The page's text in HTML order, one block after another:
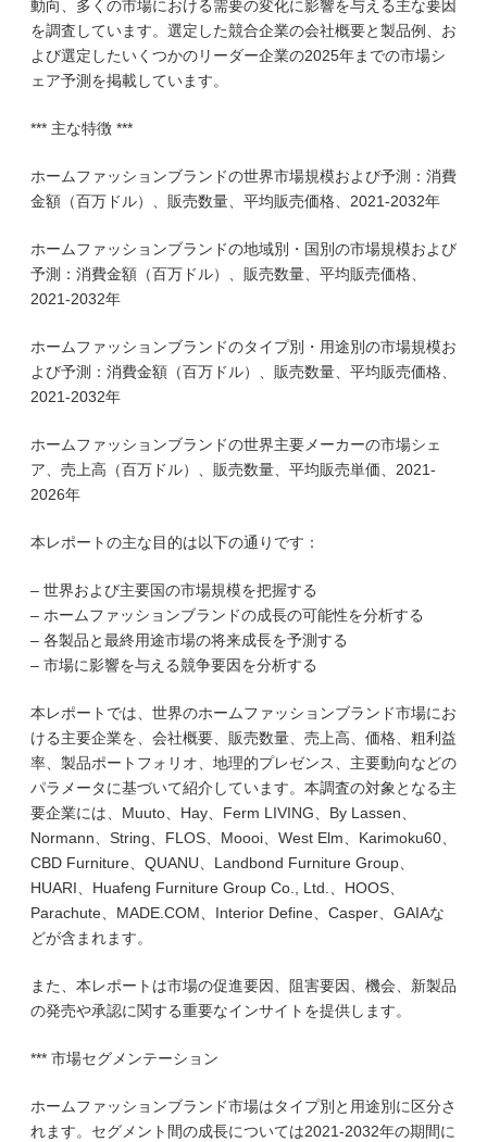
動向、多くの市場における需要の変化に影響を与える主な要因
を調査しています。選定した競合企業の会社概要と製品例、お
よび選定したいくつかのリーダー企業の2025年までの市場シ
ェア予測を掲載しています。
*** 主な特徴 ***
ホームファッションブランドの世界市場規模および予測：消費
金額（百万ドル）、販売数量、平均販売価格、2021-2032年
ホームファッションブランドの地域別・国別の市場規模および
予測：消費金額（百万ドル）、販売数量、平均販売価格、
2021-2032年
ホームファッションブランドのタイプ別・用途別の市場規模お
よび予測：消費金額（百万ドル）、販売数量、平均販売価格、
2021-2032年
ホームファッションブランドの世界主要メーカーの市場シェ
ア、売上高（百万ドル）、販売数量、平均販売単価、2021-
2026年
本レポートの主な目的は以下の通りです：
– 世界および主要国の市場規模を把握する
– ホームファッションブランドの成長の可能性を分析する
– 各製品と最終用途市場の将来成長を予測する
– 市場に影響を与える競争要因を分析する
本レポートでは、世界のホームファッションブランド市場にお
ける主要企業を、会社概要、販売数量、売上高、価格、粗利益
率、製品ポートフォリオ、地理的プレゼンス、主要動向などの
パラメータに基づいて紹介しています。本調査の対象となる主
要企業には、Muuto、Hay、Ferm LIVING、By Lassen、
Normann、String、FLOS、Moooi、West Elm、Karimoku60、
CBD Furniture、QUANU、Landbond Furniture Group、
HUARI、Huafeng Furniture Group Co., Ltd.、HOOS、
Parachute、MADE.COM、Interior Define、Casper、GAIAな
どが含まれます。
また、本レポートは市場の促進要因、阻害要因、機会、新製品
の発売や承認に関する重要なインサイトを提供します。
*** 市場セグメンテーション
ホームファッションブランド市場はタイプ別と用途別に区分さ
れます。セグメント間の成長については2021-2032年の期間に